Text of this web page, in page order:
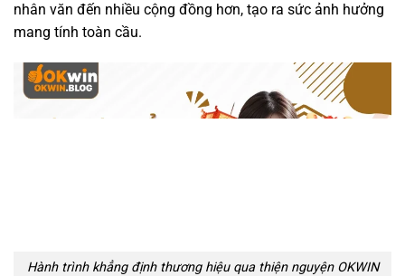
nhân văn đến nhiều cộng đồng hơn, tạo ra sức ảnh hưởng
mang tính toàn cầu.
Hành trình khẳng định thương hiệu qua thiện nguyện OKWIN